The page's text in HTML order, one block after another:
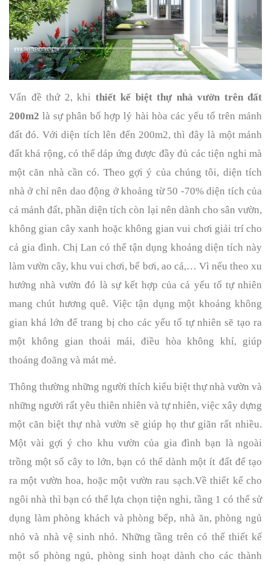
Vấn đề thứ 2, khi thiết kế biệt thự nhà vườn trên đất
200m2 là sự phân bố hợp lý hài hòa các yếu tố trên mảnh
đất đó. Với diện tích lên đến 200m2, thì đây là một mảnh
đất khá rộng, có thể dáp ứng được đầy đủ các tiện nghi mà
một căn nhà cần có. Theo gợi ý của chúng tôi, diện tích
nhà ở chỉ nên dao động ở khoảng từ 50 -70% diện tích của
cả mảnh đất, phần diện tích còn lại nên dành cho sân vườn,
không gian cây xanh hoặc không gian vui chơi giải trí cho
cả gia đình. Chị Lan có thể tận dụng khoảng diện tích này
làm vườn cây, khu vui chơi, bể bơi, ao cá,… Vì nếu theo xu
hướng nhà vườn đó là sự kết hợp của cả yếu tố tự nhiên
mang chút hương quê. Việc tận dụng một khoảng không
gian khá lớn để trang bị cho các yếu tố tự nhiên sẽ tạo ra
một không gian thoải mái, điều hòa không khí, giúp
thoáng đoãng và mát mẻ.
Thông thường những người thích kiểu biệt thự nhà vườn và
những người rất yêu thiên nhiên và tự nhiên, việc xây dựng
một căn biệt thự nhà vườn sẽ giúp họ thư giãn rất nhiều.
Một vài gợi ý cho khu vườn của gia đình bạn là ngoài
trồng một số cây to lớn, bạn có thể dành một ít đất để tạo
ra một vườn hoa, hoặc một vườn rau sạch.Về thiết kế cho
ngôi nhà thì bạn có thể lựa chọn tiện nghi, tầng 1 có thể sử
dụng làm phòng khách và phòng bếp, nhà ăn, phòng ngủ
nhỏ và nhà vệ sinh nhỏ. Những tầng trên có thể thiết kế
một số phòng ngủ, phòng sinh hoạt dành cho các thành